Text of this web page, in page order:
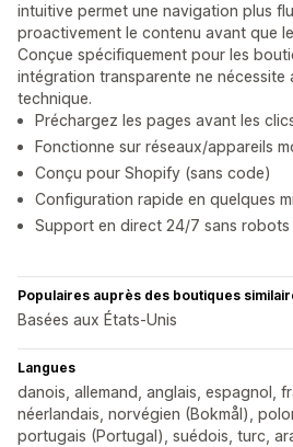
intuitive permet une navigation plus
proactivement le contenu avant que
Conçue spécifiquement pour les
intégration transparente ne nécessite
technique.
Préchargez les pages avant les
Fonctionne sur réseaux/appareils
Conçu pour Shopify (sans code)
Configuration rapide en quelques
Support en direct 24/7 sans robots
Populaires auprès des boutiques
Basées aux États-Unis
Langues
danois, allemand, anglais, espagnol,
néerlandais, norvégien (Bokmål),
portugais (Portugal), suédois, turc,